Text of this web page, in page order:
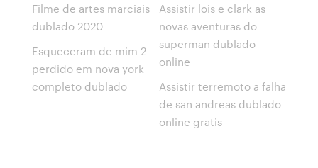
Filme de artes marciais
dublado 2020
Esqueceram de mim 2
perdido em nova york
completo dublado
Assistir lois e clark as
novas aventuras do
superman dublado
online
Assistir terremoto a falha
de san andreas dublado
online gratis